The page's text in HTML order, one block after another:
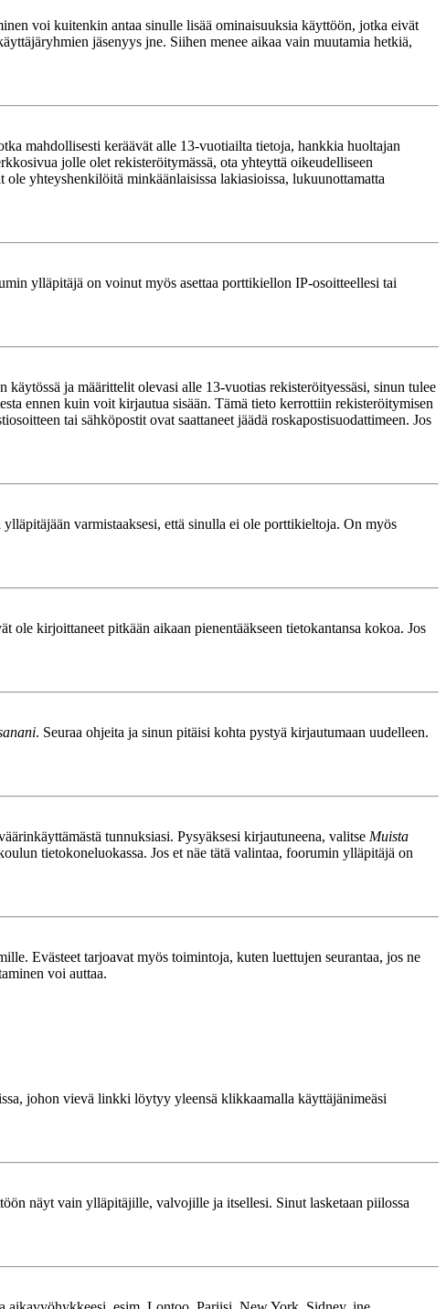
voi kuitenkin antaa sinulle lisää ominaisuuksia käyttöön, jotka eivät
jäsenyys jne. Siihen menee aikaa vain muutamia hetkiä,
mahdollisesti keräävät alle 13-vuotiailta tietoja, hankkia huoltajan
jolle olet rekisteröitymässä, ota yhteyttä oikeudelliseen
yhteyshenkilöitä minkäänlaisissa lakiasioissa, lukuunottamatta
ylläpitäjä on voinut myös asettaa porttikiellon IP-osoitteellesi tai
käytössä ja määrittelit olevasi alle 13-vuotias rekisteröityessäsi, sinun tulee
ennen kuin voit kirjautua sisään. Tämä tieto kerrottiin rekisteröitymisen
tai sähköpostit ovat saattaneet jäädä roskapostisuodattimeen. Jos
varmistaaksesi, että sinulla ei ole porttikieltoja. On myös
kirjoittaneet pitkään aikaan pienentääkseen tietokantansa kokoa. Jos
. Seuraa ohjeita ja sinun pitäisi kohta pystyä kirjautumaan uudelleen.
tunnuksiasi. Pysyäksesi kirjautuneena, valitse Muista
tietokoneluokassa. Jos et näe tätä valintaa, foorumin ylläpitäjä on
Evästeet tarjoavat myös toimintoja, kuten luettujen seurantaa, jos ne
voi auttaa.
johon vievä linkki löytyy yleensä klikkaamalla käyttäjänimeäsi
näyt vain ylläpitäjille, valvojille ja itsellesi. Sinut lasketaan piilossa